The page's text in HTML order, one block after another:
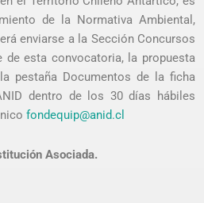
de la Normativa Ambiental,
enviarse a la Sección Concursos
de esta convocatoria, la propuesta
pestaña Documentos de la ficha
dentro de los 30 días hábiles
fondequip@anid.cl
Asociada.